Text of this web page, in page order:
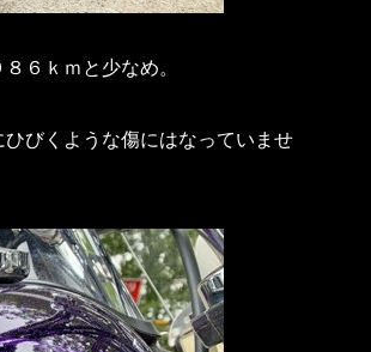
６ｋｍと少なめ。
びくような傷にはなっていませ